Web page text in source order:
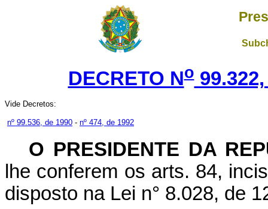
DECRETO No99.322,
Vide Decretos:
nº 99.536, de 1990 - nº 474, de 1992
O PRESIDENTE DA
lhe conferem os arts. 84,
disposto na Lei n° 8.028, de